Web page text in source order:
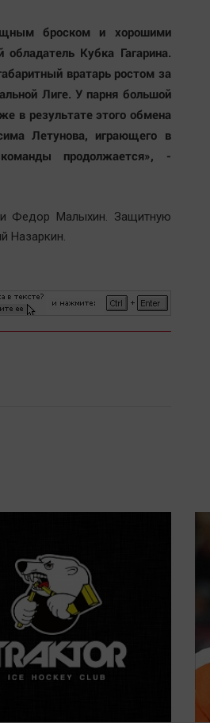
броском и хорошими
Кубка Гагарина.
вратарь ростом за
Лиге. У парня большой
в результате этого обмена
Летунова, играющего в
продолжается», -
Федор Малыхин. Защитную
Назаркин.